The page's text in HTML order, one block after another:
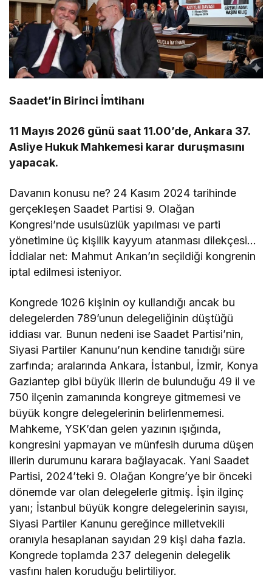
Saadet’in Birinci İmtihanı
11 Mayıs 2026 günü saat 11.00’de, Ankara 37.
Asliye Hukuk Mahkemesi karar duruşmasını
yapacak.
Davanın konusu ne? 24 Kasım 2024 tarihinde
gerçekleşen Saadet Partisi 9. Olağan
Kongresi’nde usulsüzlük yapılması ve parti
yönetimine üç kişilik kayyum atanması dilekçesi…
İddialar net: Mahmut Arıkan’ın seçildiği kongrenin
iptal edilmesi isteniyor.
Kongrede 1026 kişinin oy kullandığı ancak bu
delegelerden 789’unun delegeliğinin düştüğü
iddiası var. Bunun nedeni ise Saadet Partisi’nin,
Siyasi Partiler Kanunu’nun kendine tanıdığı süre
zarfında; aralarında Ankara, İstanbul, İzmir, Konya
Gaziantep gibi büyük illerin de bulunduğu 49 il ve
750 ilçenin zamanında kongreye gitmemesi ve
büyük kongre delegelerinin belirlenmemesi.
Mahkeme, YSK’dan gelen yazının ışığında,
kongresini yapmayan ve münfesih duruma düşen
illerin durumunu karara bağlayacak. Yani Saadet
Partisi, 2024’teki 9. Olağan Kongre’ye bir önceki
dönemde var olan delegelerle gitmiş. İşin ilginç
yanı; İstanbul büyük kongre delegelerinin sayısı,
Siyasi Partiler Kanunu gereğince milletvekili
oranıyla hesaplanan sayıdan 29 kişi daha fazla.
Kongrede toplamda 237 delegenin delegelik
vasfını halen koruduğu belirtiliyor.